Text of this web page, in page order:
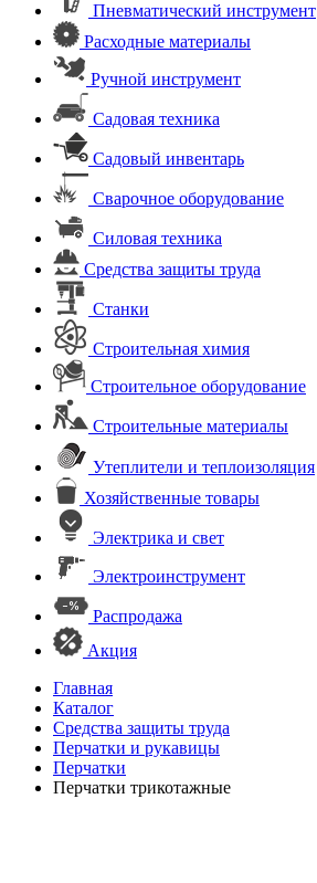
Пневматический инструмент
Расходные материалы
Ручной инструмент
Садовая техника
Садовый инвентарь
Сварочное оборудование
Силовая техника
Средства защиты труда
Станки
Строительная химия
Строительное оборудование
Строительные материалы
Утеплители и теплоизоляция
Хозяйственные товары
Электрика и свет
Электроинструмент
Распродажа
Акция
Главная
Каталог
Средства защиты труда
Перчатки и рукавицы
Перчатки
Перчатки трикотажные